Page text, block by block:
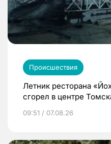
Происшествия
Летник ресторана
сгорел в центре
09:51 / 07.08.26